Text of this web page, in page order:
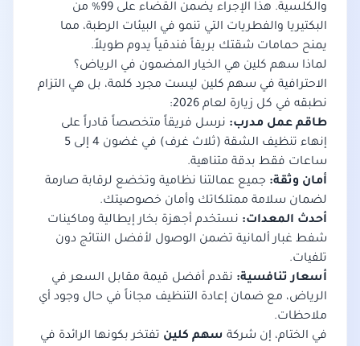
والكلسية. هذا الإجراء يضمن القضاء على 99% من
البكتيريا والفطريات التي تنمو في البيئات الرطبة، مما
يمنح حمامات شقتك بريقاً فندقياً يدوم طويلاً.
لماذا سهم كلين هي الخيار المضمون في الرياض؟
الاحترافية في سهم كلين ليست مجرد كلمة، بل هي التزام
نطبقه في كل زيارة لعام 2026:
طاقم عمل مدرب: نرسل فريقاً متخصصاً قادراً على
إنهاء تنظيف الشقة (ثلاث غرف) في غضون 4 إلى 5
ساعات فقط بدقة متناهية.
أمان وثقة: جميع عمالتنا نظامية وتخضع لرقابة صارمة
لضمان سلامة ممتلكاتك وأمان خصوصيتك.
أحدث المعدات: نستخدم أجهزة بخار إيطالية وماكينات
شفط غبار ألمانية تضمن الوصول لأفضل النتائج دون
تلفيات.
أسعار تنافسية: نقدم أفضل قيمة مقابل السعر في
الرياض، مع ضمان إعادة التنظيف مجاناً في حال وجود أي
ملاحظات.
في الختام، إن شركة سهم كلين تفتخر بكونها الرائدة في